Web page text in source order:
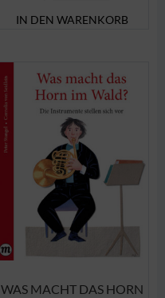
IN DEN WARENKORB
WAS MACHT DAS HORN